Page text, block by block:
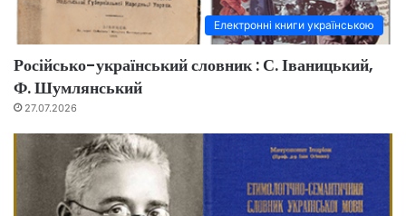
Електронні книги українською
Російсько-український словник : С. Іваницький,
Ф. Шумлянський
27.07.2026